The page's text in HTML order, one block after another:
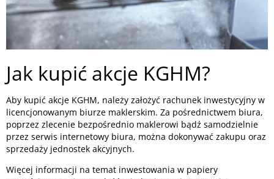
Jak kupić akcje KGHM?
Aby kupić akcje KGHM, należy założyć rachunek inwestycyjny w
licencjonowanym biurze maklerskim. Za pośrednictwem biura,
poprzez zlecenie bezpośrednio maklerowi bądź samodzielnie
przez serwis internetowy biura, można dokonywać zakupu oraz
sprzedaży jednostek akcyjnych.
Więcej informacji na temat inwestowania w papiery